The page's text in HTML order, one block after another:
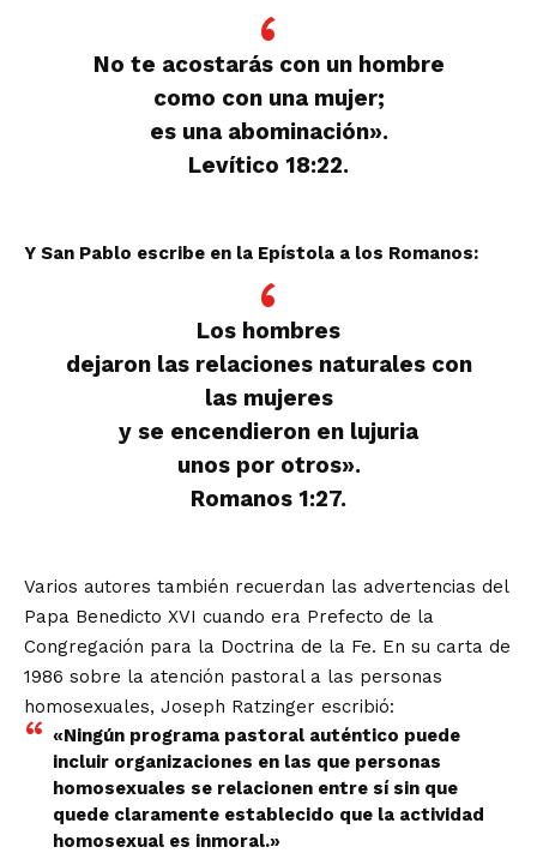
No te acostarás con un hombre
como con una mujer;
es una abominación».
Levítico 18:22.
Y San Pablo escribe en la Epístola a los Romanos:
Los hombres
dejaron las relaciones naturales con
las mujeres
y se encendieron en lujuria
unos por otros».
Romanos 1:27.
Varios autores también recuerdan las advertencias del
Papa Benedicto XVI cuando era Prefecto de la
Congregación para la Doctrina de la Fe. En su carta de
1986 sobre la atención pastoral a las personas
homosexuales, Joseph Ratzinger escribió:
«Ningún programa pastoral auténtico puede
incluir organizaciones en las que personas
homosexuales se relacionen entre sí sin que
quede claramente establecido que la actividad
homosexual es inmoral.»